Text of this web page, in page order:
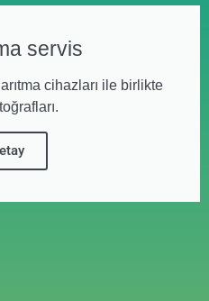
servis
cihazları ile birlikte